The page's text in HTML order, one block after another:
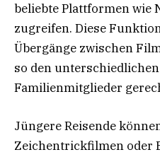
beliebte Plattformen wie
zugreifen. Diese
Übergänge zwischen
so den
Familienmitglieder
Jüngere Reisende
Zeichentrickfilmen oder